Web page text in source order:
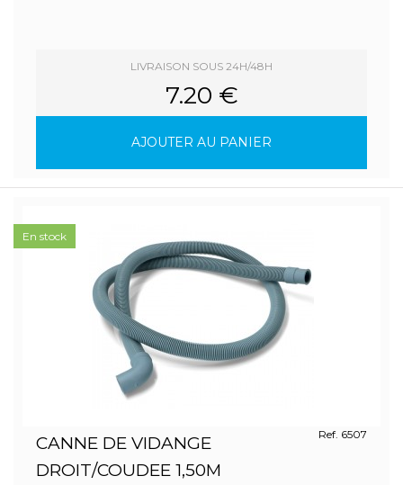
LIVRAISON SOUS 24H/48H
7.20 €
AJOUTER AU PANIER
CANNE DE VIDANGE
DROIT/COUDEE 1,50M
Ref. 6507
En stock